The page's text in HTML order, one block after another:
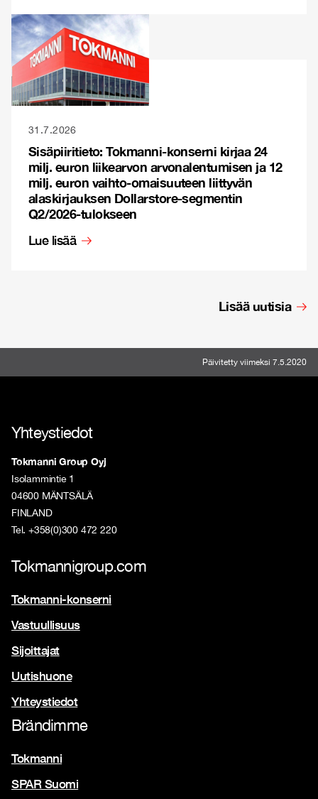
31.7.2026
Sisäpiiritieto: Tokmanni-konserni kirjaa 24
milj. euron liikearvon arvonalentumisen ja 12
milj. euron vaihto-omaisuuteen liittyvän
alaskirjauksen Dollarstore-segmentin
Q2/2026-tulokseen
Lue lisää
Lisää uutisia
Päivitetty viimeksi 7.5.2020
Yhteystiedot
Tokmanni Group Oyj
Isolammintie 1
04600 MÄNTSÄLÄ
FINLAND
Tel. +358(0)300 472 220
Tokmannigroup.com
Tokmanni-konserni
Vastuullisuus
Sijoittajat
Uutishuone
Yhteystiedot
Brändimme
Tokmanni
SPAR Suomi